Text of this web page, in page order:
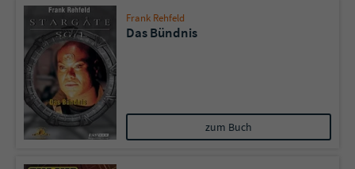
Frank Rehfeld
Das Bündnis
zum Buch